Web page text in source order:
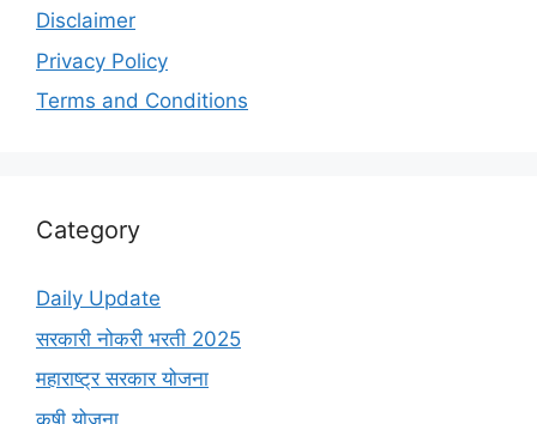
Disclaimer
Privacy Policy
Terms and Conditions
Category
Daily Update
सरकारी नोकरी भरती 2025
महाराष्ट्र सरकार योजना
कृषी योजना